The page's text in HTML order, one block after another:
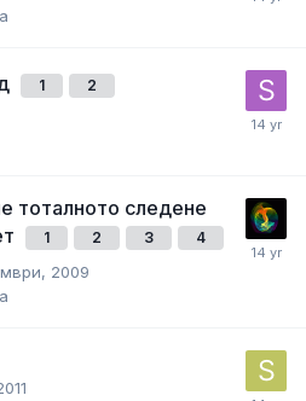
1 2
тоталното следене
1 2 3 4
2009